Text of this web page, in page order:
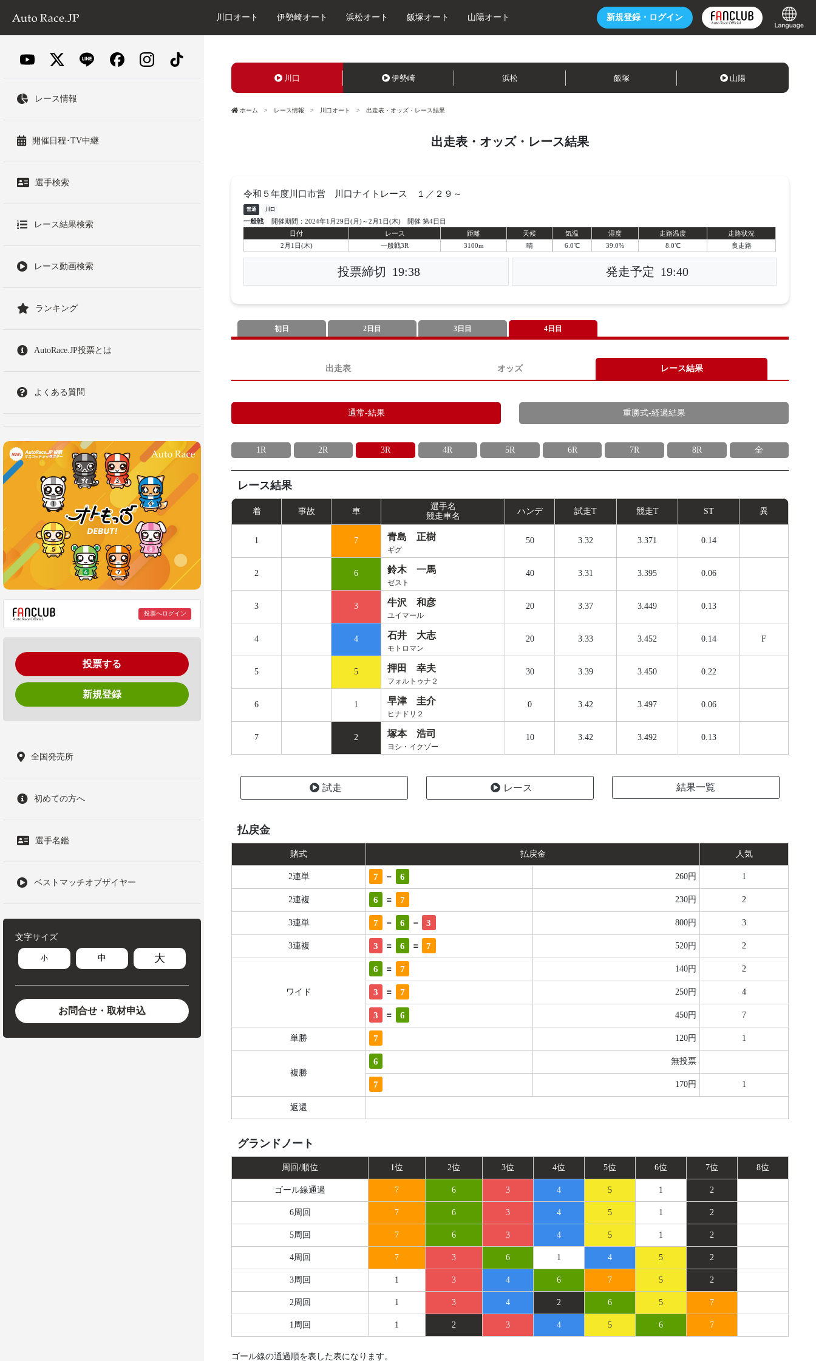
新規登録・ ログイン
川口オート 伊勢崎オート 浜松オート 飯塚オート 山陽オート
レース情報
開催日程･TV中継
選手検索
レース結果検索
レース動画検索
ランキング
AutoRace.JP投票とは
よくある質問
投票へログイン
投票する
新規登録
全国発売所
初めての方へ
選手名鑑
ベストマッチオブザイヤー
文字サイズ
小 中 大
お問合せ・取材申込
川口 伊勢崎 浜松 飯塚 山陽
ホーム レース情報 川口オート 出走表・オッズ・レース結果
出走表・オッズ・レース結果
令和５年度川口市営 川口ナイトレース １／２９～
普通 川口
一般戦
開催期間：2024年1月29日(月)～2月1日(木) 開催 第4日目
日付
レース 距離
天候
2月1日(木)
一般戦3R 3100m 晴
気温 湿度 走路温度
走路状況
6.0℃
39.0% 8.0℃ 良走路
投票締切 19:38 発走予定 19:40
初日 2日目 3日目 4日目
出走表 オッズ レース結果
通常-結果 重勝式-経過結果
1R 2R 3R 4R 5R 6R 7R 8R 全
レース結果
着 事故 車
選手名
競走車名
ハンデ 試走T 競走T ST 異
1 7 青島 正樹
ギグ
50 3.32 3.371 0.14
2 6 鈴木 一馬
ゼスト
40 3.31 3.395 0.06
3 3 牛沢 和彦
ユイマール
20 3.37 3.449 0.13
4 4 石井 大志
モトロマン
20 3.33 3.452 0.14 F
5 5 押田 幸夫
フォルトゥナ２
30 3.39 3.450 0.22
6 1 早津 圭介
ヒナドリ２
0 3.42 3.497 0.06
7 2 塚本 浩司
ヨシ・イクゾー
10 3.42 3.492 0.13
試走 レース 結果一覧
払戻金
賭式 払戻金 人気
2連単 7 - 6 260円 1
2連複 6 = 7 230円 2
3連単 7 - 6 - 3 800円 3
3連複 3 = 6 = 7 520円 2
ワイド
6 = 7 140円 2
3 = 7 250円 4
3 = 6 450円 7
単勝 7 120円 1
複勝
6 無投票
7 170円 1
返還
グランドノート
周回/順位 1位 2位 3位 4位 5位 6位 7位 8位
ゴール線通過 7 6 3 4 5 1 2
6周回 7 6 3 4 5 1 2
5周回 7 6 3 4 5 1 2
4周回 7 3 6 1 4 5 2
3周回 1 3 4 6 7 5 2
2周回 1 3 4 2 6 5 7
1周回 1 2 3 4 5 6 7
ゴール線の通過順を表した表になります。